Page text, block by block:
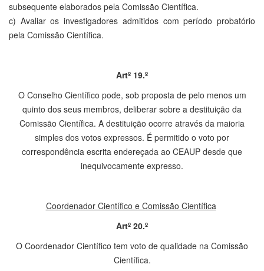
subsequente elaborados pela Comissão Científica.
c) Avaliar os investigadores admitidos com período probatório
pela Comissão Científica.
Artº 19.º
O Conselho Científico pode, sob proposta de pelo menos um
quinto dos seus membros, deliberar sobre a destituição da
Comissão Científica. A destituição ocorre através da maioria
simples dos votos expressos. É permitido o voto por
correspondência escrita endereçada ao CEAUP desde que
inequivocamente expresso.
Coordenador Científico e Comissão Científica
Artº 20.º
O Coordenador Científico tem voto de qualidade na Comissão
Científica.